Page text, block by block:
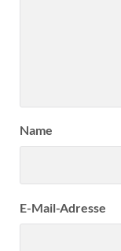
Name
E-Mail-Adresse